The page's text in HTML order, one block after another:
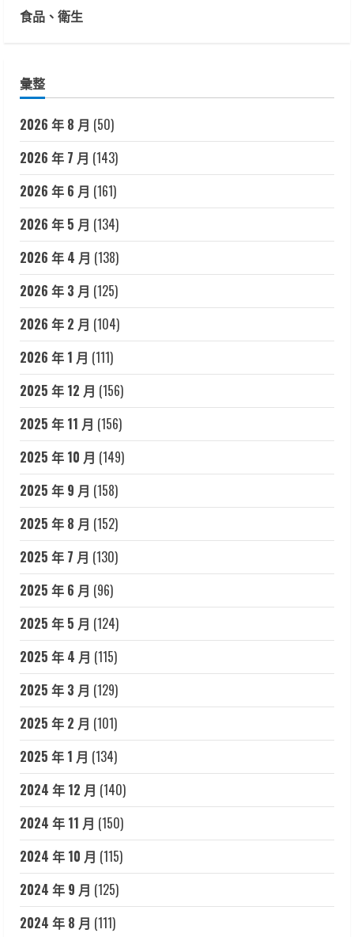
食品、衛生
彙整
2026 年 8 月 (50)
2026 年 7 月 (143)
2026 年 6 月 (161)
2026 年 5 月 (134)
2026 年 4 月 (138)
2026 年 3 月 (125)
2026 年 2 月 (104)
2026 年 1 月 (111)
2025 年 12 月 (156)
2025 年 11 月 (156)
2025 年 10 月 (149)
2025 年 9 月 (158)
2025 年 8 月 (152)
2025 年 7 月 (130)
2025 年 6 月 (96)
2025 年 5 月 (124)
2025 年 4 月 (115)
2025 年 3 月 (129)
2025 年 2 月 (101)
2025 年 1 月 (134)
2024 年 12 月 (140)
2024 年 11 月 (150)
2024 年 10 月 (115)
2024 年 9 月 (125)
2024 年 8 月 (111)